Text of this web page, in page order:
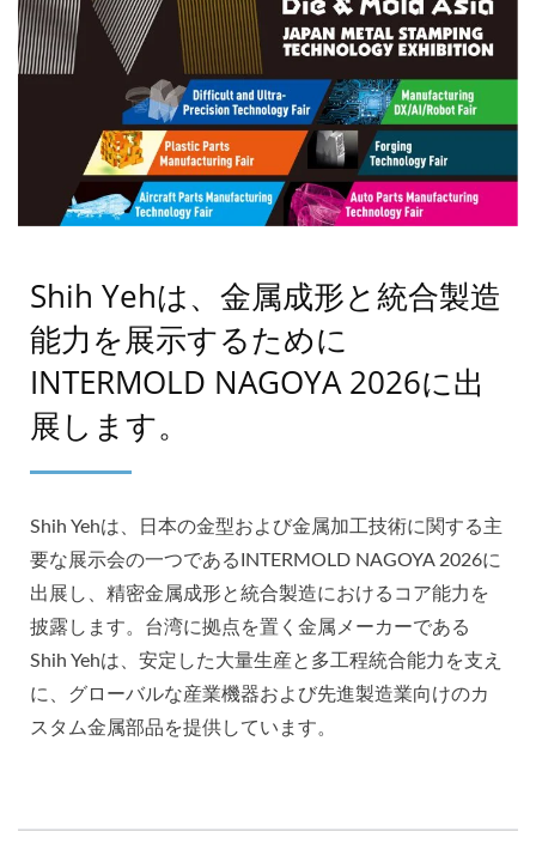
Shih Yehは、金属成形と統合製造
能力を展示するために
INTERMOLD NAGOYA 2026に出
展します。
Shih Yehは、日本の金型および金属加工技術に関する主
要な展示会の一つであるINTERMOLD NAGOYA 2026に
出展し、精密金属成形と統合製造におけるコア能力を
披露します。台湾に拠点を置く金属メーカーである
Shih Yehは、安定した大量生産と多工程統合能力を支え
に、グローバルな産業機器および先進製造業向けのカ
スタム金属部品を提供しています。